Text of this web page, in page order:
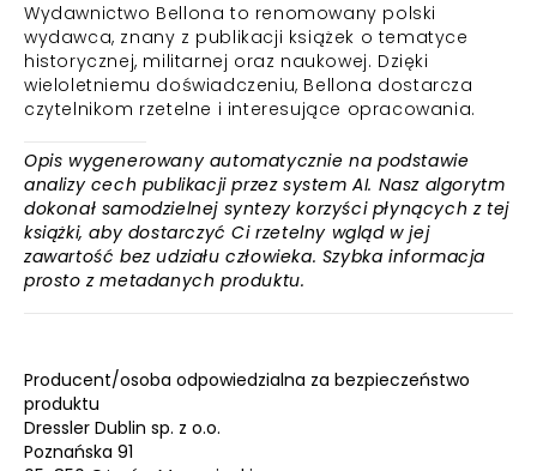
Wydawnictwo Bellona to renomowany polski
wydawca, znany z publikacji książek o tematyce
historycznej, militarnej oraz naukowej. Dzięki
wieloletniemu doświadczeniu, Bellona dostarcza
czytelnikom rzetelne i interesujące opracowania.
Opis wygenerowany automatycznie na podstawie
analizy cech publikacji przez system AI. Nasz algorytm
dokonał samodzielnej syntezy korzyści płynących z tej
książki, aby dostarczyć Ci rzetelny wgląd w jej
zawartość bez udziału człowieka. Szybka informacja
prosto z metadanych produktu.
Producent/osoba odpowiedzialna za bezpieczeństwo
produktu
Dressler Dublin sp. z o.o.
Poznańska 91